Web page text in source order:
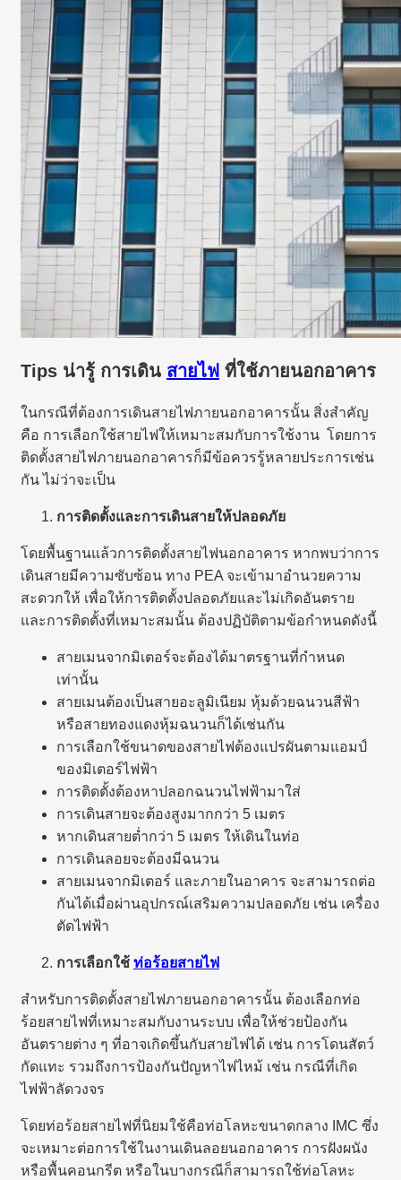
Tips น่ารู้ การเดิน สายไฟ ที่ใช้ภายนอกอาคาร
ในกรณีที่ต้องการเดินสายไฟภายนอกอาคารนั้น สิ่งสำคัญ
คือ การเลือกใช้สายไฟให้เหมาะสมกับการใช้งาน โดยการ
ติดตั้งสายไฟภายนอกอาคารก็มีข้อควรรู้หลายประการเช่น
กัน ไม่ว่าจะเป็น
การติดตั้งและการเดินสายให้ปลอดภัย
โดยพื้นฐานแล้วการติดตั้งสายไฟนอกอาคาร หากพบว่าการ
เดินสายมีความซับซ้อน ทาง PEA จะเข้ามาอำนวยความ
สะดวกให้ เพื่อให้การติดตั้งปลอดภัยและไม่เกิดอันตราย
และการติดตั้งที่เหมาะสมนั้น ต้องปฏิบัติตามข้อกำหนดดังนี้
สายเมนจากมิเตอร์จะต้องได้มาตรฐานที่กำหนด
เท่านั้น
สายเมนต้องเป็นสายอะลูมิเนียม หุ้มด้วยฉนวนสีฟ้า
หรือสายทองแดงหุ้มฉนวนก็ได้เช่นกัน
การเลือกใช้ขนาดของสายไฟต้องแปรผันตามแอมป์
ของมิเตอร์ไฟฟ้า
การติดตั้งต้องหาปลอกฉนวนไฟฟ้ามาใส่
การเดินสายจะต้องสูงมากกว่า 5 เมตร
หากเดินสายต่ำกว่า 5 เมตร ให้เดินในท่อ
การเดินลอยจะต้องมีฉนวน
สายเมนจากมิเตอร์ และภายในอาคาร จะสามารถต่อ
กันได้เมื่อผ่านอุปกรณ์เสริมความปลอดภัย เช่น เครื่อง
ตัดไฟฟ้า
การเลือกใช้ ท่อร้อยสายไฟ
สำหรับการติดตั้งสายไฟภายนอกอาคารนั้น ต้องเลือกท่อ
ร้อยสายไฟที่เหมาะสมกับงานระบบ เพื่อให้ช่วยป้องกัน
อันตรายต่าง ๆ ที่อาจเกิดขึ้นกับสายไฟได้ เช่น การโดนสัตว์
กัดแทะ รวมถึงการป้องกันปัญหาไฟไหม้ เช่น กรณีที่เกิด
ไฟฟ้าลัดวงจร
โดยท่อร้อยสายไฟที่นิยมใช้คือท่อโลหะขนาดกลาง IMC ซึ่ง
จะเหมาะต่อการใช้ในงานเดินลอยนอกอาคาร การฝังผนัง
หรือพื้นคอนกรีต หรือในบางกรณีก็สามารถใช้ท่อโลหะ